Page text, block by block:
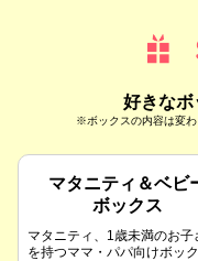
好きなボ
※ボックスの内容は変わ
マタニティ＆ベビ
ボックス
マタニティ、1歳未満のお子
を持つママ・パパ向けボッ